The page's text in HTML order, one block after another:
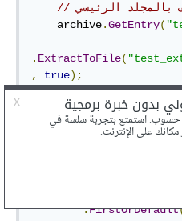
بالمجلد الرئيسي
    archive
.GetEntry(
. ExtractToFile(
,
true);
// أضف مسارًا إذا كنت تريد استهداف ملف
بـمجلد فرعي
.FirstOrDefault